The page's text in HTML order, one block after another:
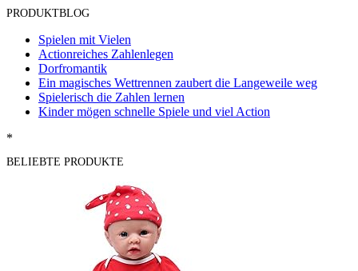
PRODUKTBLOG
Spielen mit Vielen
Actionreiches Zahlenlegen
Dorfromantik
Ein magisches Wettrennen zaubert die Langeweile weg
Spielerisch die Zahlen lernen
Kinder mögen schnelle Spiele und viel Action
*
BELIEBTE PRODUKTE